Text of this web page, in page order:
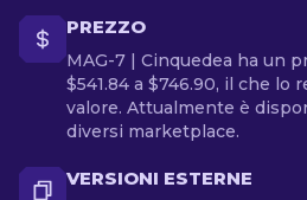
PREZZO
MAG-7 | Cinquedea ha un
$541.84 a $746.90, il che lo
valore. Attualmente è
diversi marketplace.
VERSIONI ESTERNE